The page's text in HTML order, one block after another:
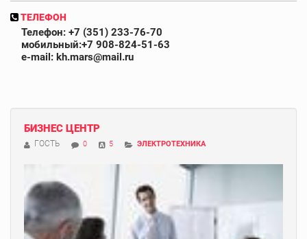
ТЕЛЕФОН
Телефон: +7 (351) 233-76-70
мобильный:+7 908-824-51-63
e-mail: kh.mars@mail.ru
БИЗНЕС ЦЕНТР
ГОСТЬ 0 5 ЭЛЕКТРОТЕХНИКА